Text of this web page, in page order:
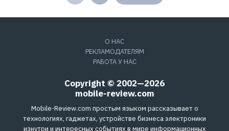
О НАС
РЕКЛАМОДАТЕЛЯМ
РАБОТА У НАС
Copyright © 2002—2026
mobile-review.com
Mobile-Review.com простым языком рассказывает о
технологиях, гаджетах, устройстве бизнеса электроники
изнутри и интересных событиях в мире информационных